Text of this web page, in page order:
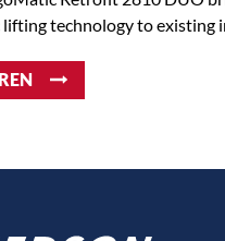
technology to existing